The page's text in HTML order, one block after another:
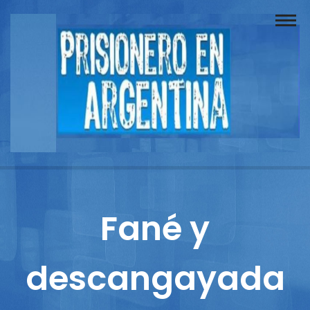
Buscador
Documentos
Columnistas
Fané y
descangayada